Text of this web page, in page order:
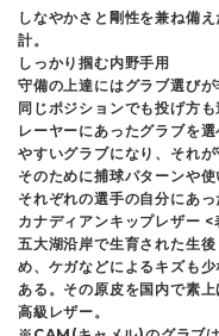
しなやかさと剛性を兼ね備
計。
しっかり掴む内野手用
守備の上達にはグラブ選びが
同じポジションでも投げ方
レーヤーにあったグラブを
やすいグラブになり、それが
そのために捕球パターンや
それぞれの選手の自分にあ
カナディアンキップレザー <
五大湖沿岸で生育された生
め、ケガなどによるキズも
ある。その原皮を国内で素
高級レザー。